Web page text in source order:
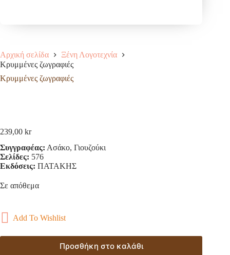
Αρχική σελίδα
Ξένη Λογοτεχνία
Κρυμμένες ζωγραφιές
Κρυμμένες ζωγραφιές
239,00 kr
Συγγραφέας: Ασάκο, Γιουζούκι
Σελίδες: 576
Εκδόσεις: ΠΑΤΑΚΗΣ
Σε απόθεμα
Add To Wishlist
Προσθήκη στο καλάθι